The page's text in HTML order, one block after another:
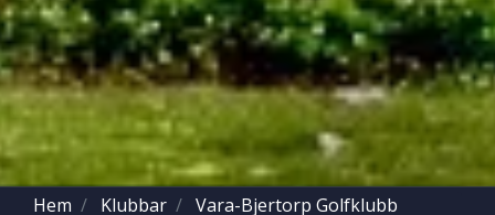
Hem Klubbar Vara-Bjertorp Golfklubb